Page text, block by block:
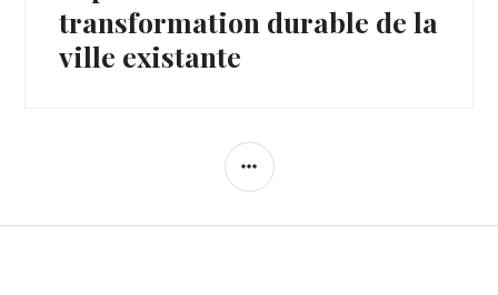
transformation durable de la
ville existante
COLONNE